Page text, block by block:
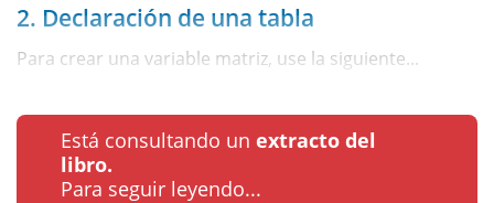
2. Declaración de una tabla
Para crear una variable matriz, use la siguiente...
Está consultando un extracto del
libro.
Para seguir leyendo...